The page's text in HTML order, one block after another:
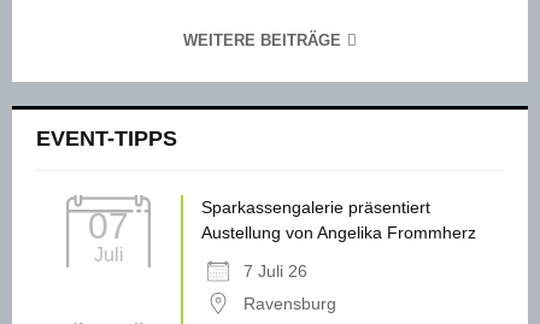
WEITERE BEITRÄGE
EVENT-TIPPS
07
Juli
Sparkassengalerie präsentiert
Austellung von Angelika Frommherz
7 Juli 26
Ravensburg